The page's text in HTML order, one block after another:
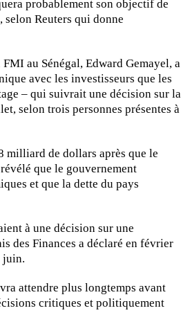
probablement son objectif de
Reuters qui donne
au Sénégal, Edward Gemayel, a
avec les investisseurs que les
– qui suivrait une décision sur la
selon trois personnes présentes à
milliard de dollars après que le
que le gouvernement
et que la dette du pays
à une décision sur une
des Finances a déclaré en février
juin.
attendre plus longtemps avant
critiques et politiquement